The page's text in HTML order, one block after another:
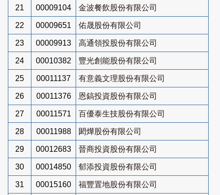
21 00009104 金波餐飲股份有限公司
22 00009651 佑晟股份有限公司
23 00009913 高通領投股份有限公司
24 00010382 豐光創能股份有限公司
25 00011137 有意義文理股份有限公司
26 00011376 恩鎬投資股份有限公司
27 00011571 百優泰生技股份有限公司
28 00011988 閎燁股份有限公司
29 00012683 晉商投資股份有限公司
30 00014850 郁添投資股份有限公司
31 00015160 福豐置地股份有限公司